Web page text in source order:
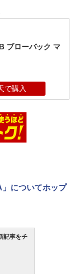
ブローバック マ
で購入
についてホップ
記事をチ